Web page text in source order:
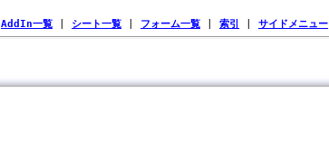
AddIn一覧 シート一覧 フォーム一覧 索引 サイドメニュー